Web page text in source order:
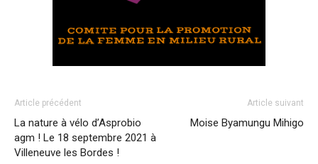
Article précédent
La nature à vélo d’Asprobio
agm ! Le 18 septembre 2021 à
Villeneuve les Bordes !
Article suivant
Moise Byamungu Mihigo